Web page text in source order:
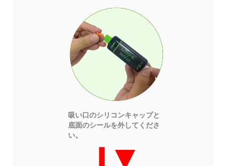
吸い口のシリコンキャップと
底面のシールを外してくださ
い。